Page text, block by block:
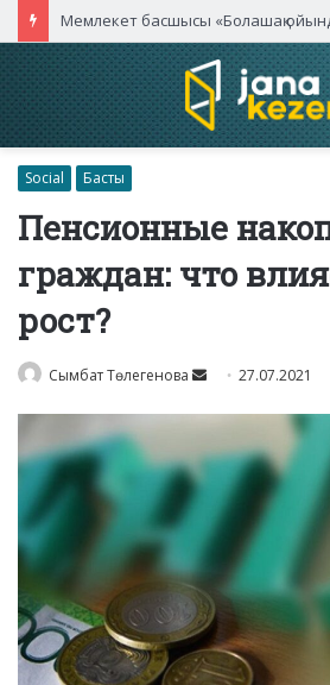
Social Басты
Пенсионные
граждан: что
рост?
Сымбат Төлегенова
Send 27.07.2021